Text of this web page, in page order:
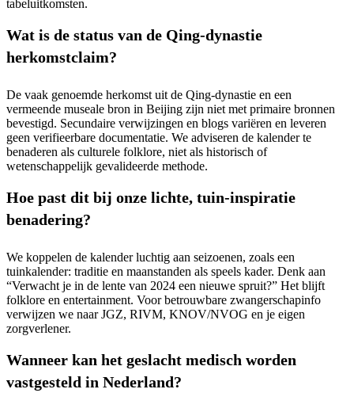
tabeluitkomsten.
Wat is de status van de Qing‑dynastie
herkomstclaim?
De vaak genoemde herkomst uit de Qing‑dynastie en een
vermeende museale bron in Beijing zijn niet met primaire bronnen
bevestigd. Secundaire verwijzingen en blogs variëren en leveren
geen verifieerbare documentatie. We adviseren de kalender te
benaderen als culturele folklore, niet als historisch of
wetenschappelijk gevalideerde methode.
Hoe past dit bij onze lichte, tuin‑inspiratie
benadering?
We koppelen de kalender luchtig aan seizoenen, zoals een
tuinkalender: traditie en maanstanden als speels kader. Denk aan
“Verwacht je in de lente van 2024 een nieuwe spruit?” Het blijft
folklore en entertainment. Voor betrouwbare zwangerschapinfo
verwijzen we naar JGZ, RIVM, KNOV/NVOG en je eigen
zorgverlener.
Wanneer kan het geslacht medisch worden
vastgesteld in Nederland?